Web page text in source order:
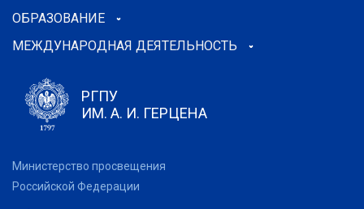
ОБРАЗОВАНИЕ
МЕЖДУНАРОДНАЯ ДЕЯТЕЛЬНОСТЬ
РГПУ
ИМ. А. И. ГЕРЦЕНА
Министерство просвещения
Российской Федерации